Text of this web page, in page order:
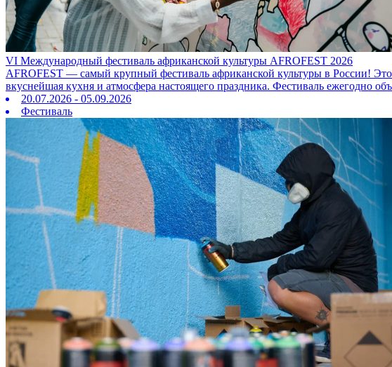
VI Международный фестиваль африканской культуры AFROFEST 2026
AFROFEST — самый крупный фестиваль африканской культуры в России!
вкуснейшая кухня и атмосфера настоящего праздника. Фестиваль ежегодно
20.07.2026 - 05.09.2026
Фестиваль